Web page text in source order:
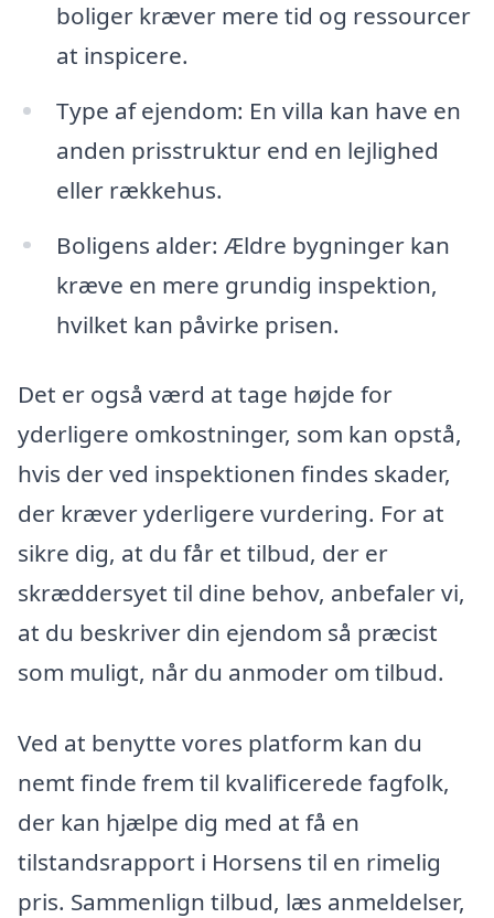
boliger kræver mere tid og ressourcer
at inspicere.
Type af ejendom: En villa kan have en
anden prisstruktur end en lejlighed
eller rækkehus.
Boligens alder: Ældre bygninger kan
kræve en mere grundig inspektion,
hvilket kan påvirke prisen.
Det er også værd at tage højde for
yderligere omkostninger, som kan opstå,
hvis der ved inspektionen findes skader,
der kræver yderligere vurdering. For at
sikre dig, at du får et tilbud, der er
skræddersyet til dine behov, anbefaler vi,
at du beskriver din ejendom så præcist
som muligt, når du anmoder om tilbud.
Ved at benytte vores platform kan du
nemt finde frem til kvalificerede fagfolk,
der kan hjælpe dig med at få en
tilstandsrapport i Horsens til en rimelig
pris. Sammenlign tilbud, læs anmeldelser,